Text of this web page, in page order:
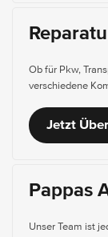
Ob für Pkw,
verschiedene
Jetzt
Pappas
Unser Team ist